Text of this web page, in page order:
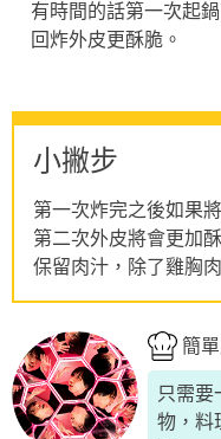
有時間的話第一次起
回炸外皮更酥脆。
小撇步
第一次炸完之後如果
第二次外皮將會更加
保留肉汁，除了雞胸
簡
只需要
物，料